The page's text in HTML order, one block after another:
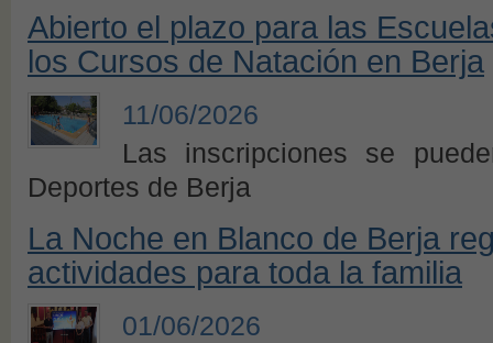
Abierto el plazo para las
los Cursos de Natación en Berja
11/06/2026
Las inscripciones se
Deportes de Berja
La Noche en Blanco de Berja
actividades para toda la familia
01/06/2026